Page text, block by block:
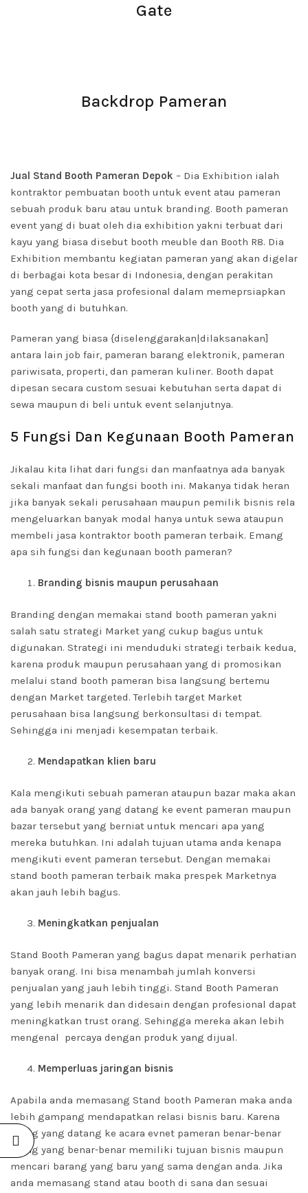
Gate
Backdrop Pameran
Jual Stand Booth Pameran Depok – Dia Exhibition ialah
kontraktor pembuatan booth untuk event atau pameran
sebuah produk baru atau untuk branding. Booth pameran
event yang di buat oleh dia exhibition yakni terbuat dari
kayu yang biasa disebut booth meuble dan Booth R8. Dia
Exhibition membantu kegiatan pameran yang akan digelar
di berbagai kota besar di Indonesia, dengan perakitan
yang cepat serta jasa profesional dalam memeprsiapkan
booth yang di butuhkan.
Pameran yang biasa {diselenggarakan|dilaksanakan]
antara lain job fair, pameran barang elektronik, pameran
pariwisata, properti, dan pameran kuliner. Booth dapat
dipesan secara custom sesuai kebutuhan serta dapat di
sewa maupun di beli untuk event selanjutnya.
5 Fungsi Dan Kegunaan Booth Pameran
Jikalau kita lihat dari fungsi dan manfaatnya ada banyak
sekali manfaat dan fungsi booth ini. Makanya tidak heran
jika banyak sekali perusahaan maupun pemilik bisnis rela
mengeluarkan banyak modal hanya untuk sewa ataupun
membeli jasa kontraktor booth pameran terbaik. Emang
apa sih fungsi dan kegunaan booth pameran?
Branding bisnis maupun perusahaan
Branding dengan memakai stand booth pameran yakni
salah satu strategi Market yang cukup bagus untuk
digunakan. Strategi ini menduduki strategi terbaik kedua,
karena produk maupun perusahaan yang di promosikan
melalui stand booth pameran bisa langsung bertemu
dengan Market targeted. Terlebih target Market
perusahaan bisa langsung berkonsultasi di tempat.
Sehingga ini menjadi kesempatan terbaik.
Mendapatkan klien baru
Kala mengikuti sebuah pameran ataupun bazar maka akan
ada banyak orang yang datang ke event pameran maupun
bazar tersebut yang berniat untuk mencari apa yang
mereka butuhkan. Ini adalah tujuan utama anda kenapa
mengikuti event pameran tersebut. Dengan memakai
stand booth pameran terbaik maka prespek Marketnya
akan jauh lebih bagus.
Meningkatkan penjualan
Stand Booth Pameran yang bagus dapat menarik perhatian
banyak orang. Ini bisa menambah jumlah konversi
penjualan yang jauh lebih tinggi. Stand Booth Pameran
yang lebih menarik dan didesain dengan profesional dapat
meningkatkan trust orang. Sehingga mereka akan lebih
mengenal percaya dengan produk yang dijual.
Memperluas jaringan bisnis
Apabila anda memasang Stand booth Pameran maka anda
lebih gampang mendapatkan relasi bisnis baru. Karena
orang yang datang ke acara evnet pameran benar-benar
orang yang benar-benar memiliki tujuan bisnis maupun
mencari barang yang baru yang sama dengan anda. Jika
anda memasang stand atau booth di sana dan sesuai